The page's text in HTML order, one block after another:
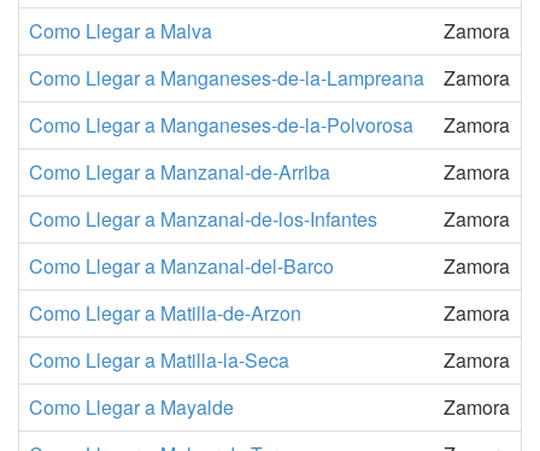
Como Llegar a Malva
Zamora
Como Llegar a Manganeses-de-la-Lampreana
Zamora
Como Llegar a Manganeses-de-la-Polvorosa
Zamora
Como Llegar a Manzanal-de-Arriba
Zamora
Como Llegar a Manzanal-de-los-Infantes
Zamora
Como Llegar a Manzanal-del-Barco
Zamora
Como Llegar a Matilla-de-Arzon
Zamora
Como Llegar a Matilla-la-Seca
Zamora
Como Llegar a Mayalde
Zamora